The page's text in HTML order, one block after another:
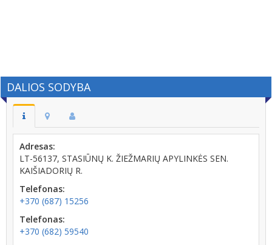
DALIOS SODYBA
Adresas:
LT-56137, STASIŪNŲ K. ŽIEŽMARIŲ APYLINKĖS SEN.
KAIŠIADORIŲ R.
Telefonas:
+370 (687) 15256
Telefonas:
+370 (682) 59540